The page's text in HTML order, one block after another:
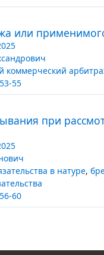
или
коммерческий
55
при
в натуре,
60